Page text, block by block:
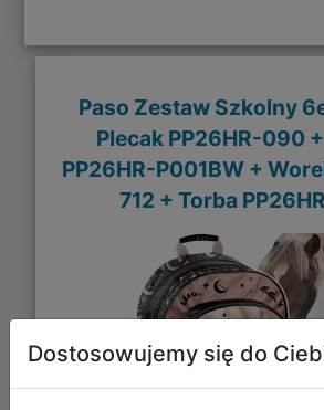
Paso Zestaw Szkolny
Plecak PP26HR-090
PP26HR-P001BW +
712 + Torba
Dostosowujemy się do